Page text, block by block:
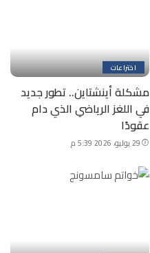
اختراعات
مشكلة أينشتاين.. تطور جديد
في اللغز الرياضي الذي دام
عقودًا
29 يوليو، 2026 5:39 م